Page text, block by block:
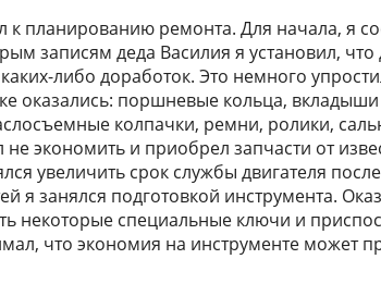
к планированию ремонта. Для начала, я
записям деда Василия я установил, что
либо доработок. Это немного
оказались: поршневые кольца,
колпачки, ремни, ролики,
экономить и приобрел запчасти от
увеличить срок службы двигателя
я занялся подготовкой инструмента.
некоторые специальные ключи и
что экономия на инструменте может